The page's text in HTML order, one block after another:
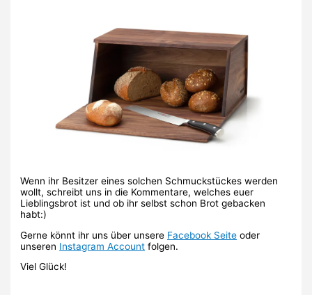
Wenn ihr Besitzer eines solchen Schmuckstückes werden
wollt, schreibt uns in die Kommentare, welches euer
Lieblingsbrot ist und ob ihr selbst schon Brot gebacken
habt:)
Gerne könnt ihr uns über unsere Facebook Seite oder
unseren Instagram Account folgen.
Viel Glück!